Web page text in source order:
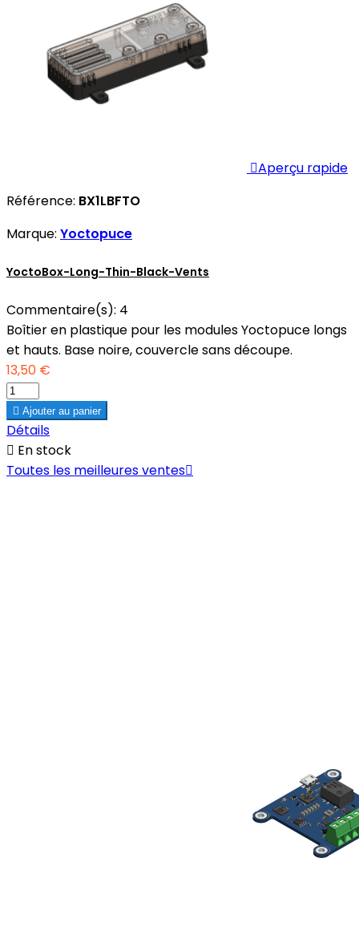
Aperçu rapide
Référence: BX1LBFTO
Marque: Yoctopuce
YoctoBox-Long-Thin-Black-Vents
Commentaire(s): 4
Boîtier en plastique pour les modules Yoctopuce longs
et hauts. Base noire, couvercle sans découpe.
13,50 €
 Ajouter au panier
Détails
 En stock
Toutes les meilleures ventes